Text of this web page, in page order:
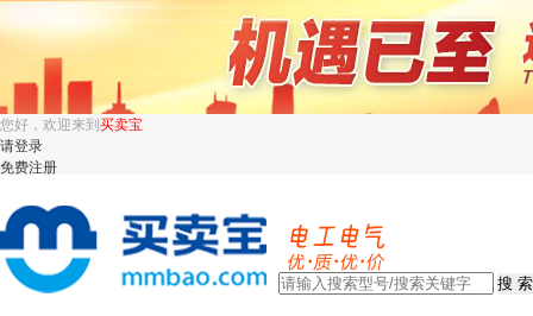
您好，欢迎来到 买卖宝
请登录
免费注册